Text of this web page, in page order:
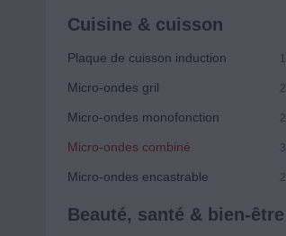
Cuisine & cuisson
Plaque de cuisson induction 1
Micro-ondes gril 2
Micro-ondes monofonction 2
Micro-ondes combiné 3
Micro-ondes encastrable 2
Beauté, santé & bien-être